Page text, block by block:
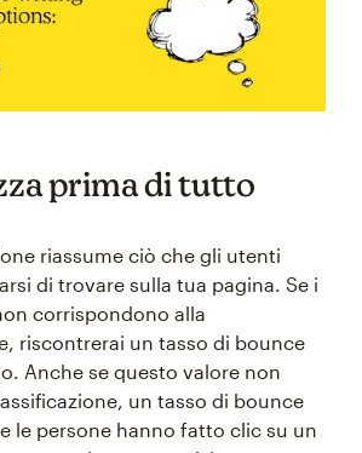
prima di tutto
riassume ciò che gli utenti
di trovare sulla tua pagina. Se i
corrispondono alla
riscontrerai un tasso di bounce
Anche se questo valore non
un tasso di bounce
le persone hanno fatto clic su un